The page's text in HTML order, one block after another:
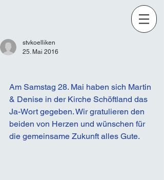
stvkoelliken
25. Mai 2016
Am Samstag 28. Mai haben sich Martin
& Denise in der Kirche Schöftland das
Ja-Wort gegeben. Wir gratulieren den
beiden von Herzen und wünschen für
die gemeinsame Zukunft alles Gute.